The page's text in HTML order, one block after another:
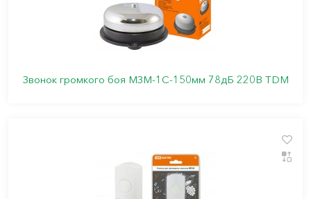
Звонок громкого боя МЗМ-1С-150мм 78дБ 220В TDM